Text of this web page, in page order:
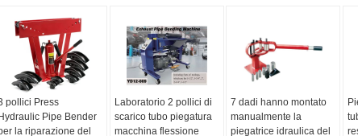
pollici Press
Hydraulic Pipe Bender
la riparazione del
Laboratorio 2 pollici di
scarico tubo piegatura
macchina flessione
7 dadi hanno montato
manualmente la
piegatrice idraulica del